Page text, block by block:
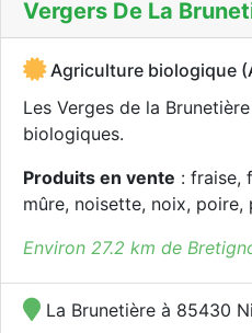
Vergers De La
Agriculture biologique
Les Verges de la
biologiques.
Produits en vente : fraise,
mûre, noisette, noix, poire,
Environ 27.2 km de
La Brunetière à 85430